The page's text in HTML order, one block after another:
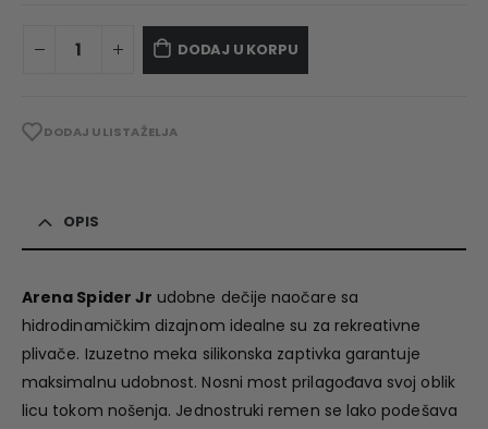
DODAJ U KORPU
DODAJ U LISTA ŽELJA
OPIS
Arena Spider Jr udobne dečije naočare sa
hidrodinamičkim dizajnom idealne su za rekreativne
plivače. Izuzetno meka silikonska zaptivka garantuje
maksimalnu udobnost. Nosni most prilagođava svoj oblik
licu tokom nošenja. Jednostruki remen se lako podešava